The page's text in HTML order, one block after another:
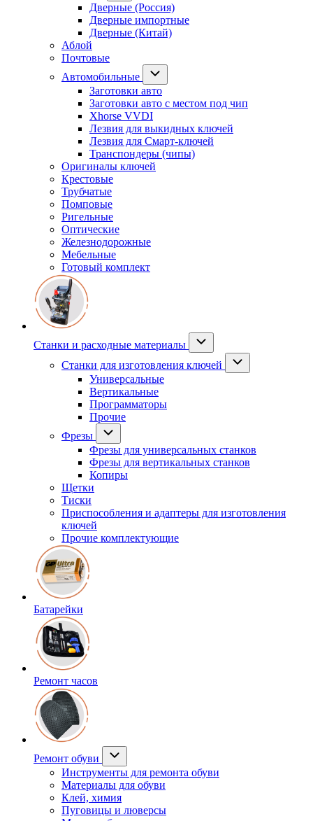
Дверные (Россия)
Дверные импортные
Дверные (Китай)
Аблой
Почтовые
Автомобильные
Заготовки авто
Заготовки авто с местом под чип
Xhorse VVDI
Лезвия для выкидных ключей
Лезвия для Смарт-ключей
Транспондеры (чипы)
Оригиналы ключей
Крестовые
Трубчатые
Помповые
Ригельные
Оптические
Железнодорожные
Мебельные
Готовый комплект
Станки и расходные материалы
Станки для изготовления ключей
Универсальные
Вертикальные
Программаторы
Прочие
Фрезы
Фрезы для универсальных станков
Фрезы для вертикальных станков
Копиры
Щетки
Тиски
Приспособления и адаптеры для изготовления
ключей
Прочие комплектующие
Батарейки
Ремонт часов
Ремонт обуви
Инструменты для ремонта обуви
Материалы для обуви
Клей, химия
Пуговицы и люверсы